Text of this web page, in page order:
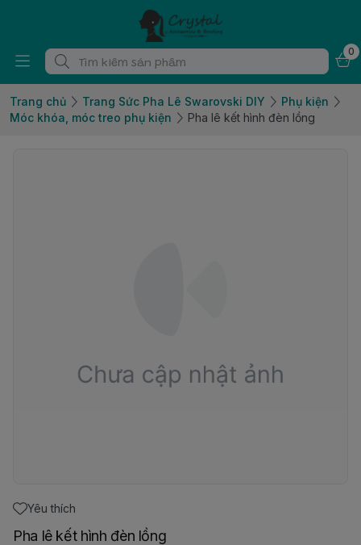
0
Trang chủ Trang Sức Pha Lê Swarovski DIY
Phụ kiện
Móc khóa, móc treo phụ kiện
Pha lê kết hình đèn lồng
Yêu thích
Pha lê kết hình đèn lồng